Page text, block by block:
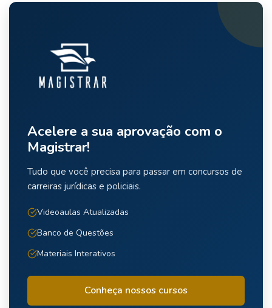
Acelere a sua aprovação com o
Magistrar!
Tudo que você precisa para passar em concursos de
carreiras jurídicas e policiais.
Videoaulas Atualizadas
Banco de Questões
Materiais Interativos
Conheça nossos cursos